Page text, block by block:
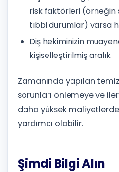
risk faktörleri (örneğin
tıbbi durumlar) varsa
Diş hekiminizin
kişiselleştirilmiş aralık
Zamanında yapılan
sorunları önlemeye ve
daha yüksek
yardımcı olabilir.
Şimdi Bilgi Alın